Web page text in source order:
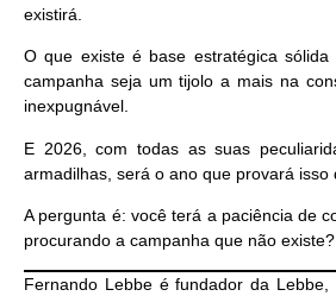
existirá.
O que existe é base estratégica
campanha seja um tijolo a mais na
inexpugnável.
E 2026, com todas as suas
armadilhas, será o ano que provará isso
A pergunta é: você terá a paciência de
procurando a campanha que não existe?
Fernando Lebbeé fundador da Lebbe,